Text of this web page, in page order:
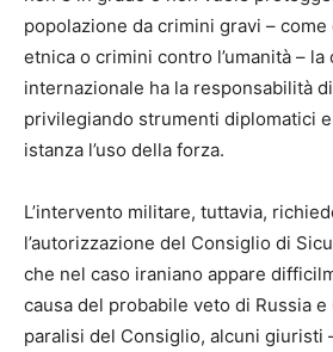
popolazione da crimini gravi –
etnica o crimini contro l’umanità – la
internazionale ha la responsabilità
privilegiando strumenti diplomatici
istanza l’uso della forza.
L’intervento militare, tuttavia,
l’autorizzazione del Consiglio di
che nel caso iraniano appare
causa del probabile veto di Russia
paralisi del Consiglio, alcuni giuristi